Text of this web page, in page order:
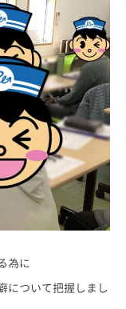
為に
について把握しまし